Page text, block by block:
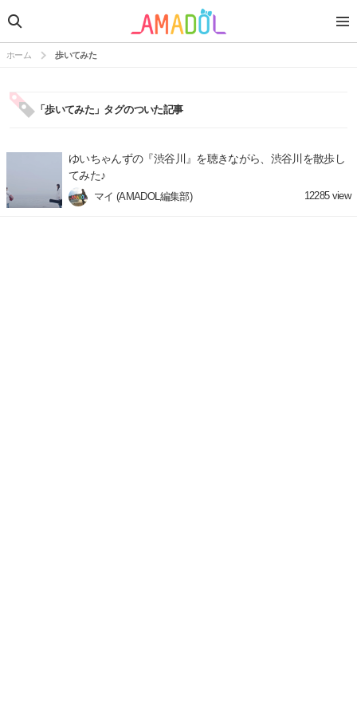
ホーム 歩いてみた
「歩いてみた」タグのついた記事
ゆいちゃんずの『渋谷川』を聴きながら、渋谷川を散歩し
てみた♪
マイ (AMADOL編集部) 12285view